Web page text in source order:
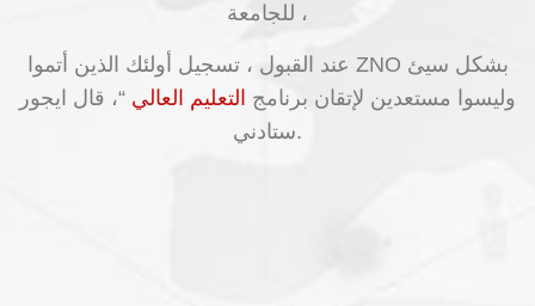
للجامعة ،
عند القبول ، تسجيل أولئك الذين أتموا ZNO بشكل سيئ
وليسوا مستعدين لإتقان برنامج التعليم العالي “، قال ايجور
ستادني.